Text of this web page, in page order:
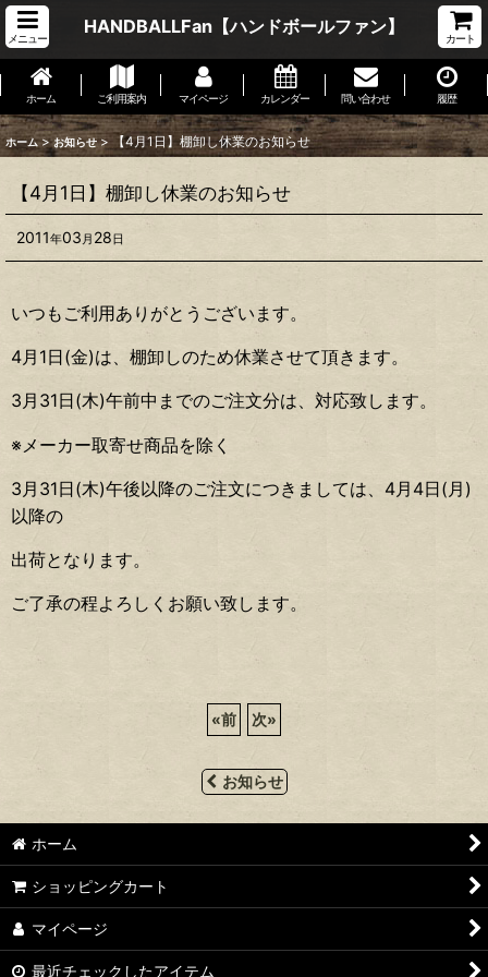
メニュー
HANDBALLFan【ハンドボールファン】
カート
ホーム ご利用案内 マイページ カレンダー 問い合わせ 履歴
ホーム > お知らせ > 【4月1日】棚卸し休業のお知らせ
【4月1日】棚卸し休業のお知らせ
2011年03 月 28日
いつもご利用ありがとうございます。
4月1日(金)は、棚卸しのため休業させて頂きます。
3月31日(木)午前中までのご注文分は、対応致します。
※メーカー取寄せ商品を除く
3月31日(木)午後以降のご注文につきましては、4月4日(月)
以降の
出荷となります。
ご了承の程よろしくお願い致します。
«前 次»
お知らせ
ホーム
ショッピングカート
マイページ
最近チェックしたアイテム